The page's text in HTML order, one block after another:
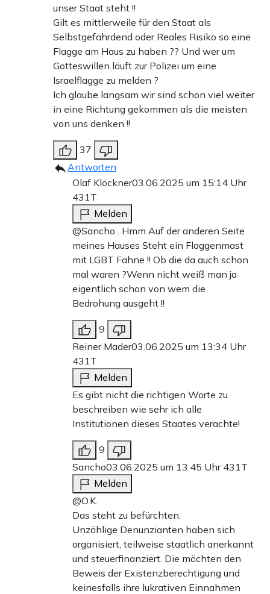
unser Staat steht !!
Gilt es mittlerweile für den Staat als
Selbstgefährdend oder Reales Risiko so eine
Flagge am Haus zu haben ?? Und wer um
Gotteswillen läuft zur Polizei um eine
Israelflagge zu melden ?
Ich glaube langsam wir sind schon viel weiter
in eine Richtung gekommen als die meisten
von uns denken !!
37
Antworten
Olaf Klöckner03.06.2025 um 15:14 Uhr
431T
Melden
@Sancho . Hmm Auf der anderen Seite
meines Hauses Steht ein Flaggenmast
mit LGBT Fahne !! Ob die da auch schon
mal waren ?Wenn nicht weiß man ja
eigentlich schon von wem die
Bedrohung ausgeht !!
9
Reiner Mader03.06.2025 um 13:34 Uhr
431T
Melden
Es gibt nicht die richtigen Worte zu
beschreiben wie sehr ich alle
Institutionen dieses Staates verachte!
9
Sancho03.06.2025 um 13:45 Uhr 431T
Melden
@O.K.
Das steht zu befürchten.
Unzählige Denunzianten haben sich
organisiert, teilweise staatlich anerkannt
und steuerfinanziert. Die möchten den
Beweis der Existenzberechtigung und
keinesfalls ihre lukrativen Einnahmen